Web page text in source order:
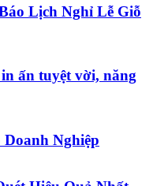
Lịch Nghỉ Lễ Giỗ
ấn tuyệt vời, năng
Nghiệp